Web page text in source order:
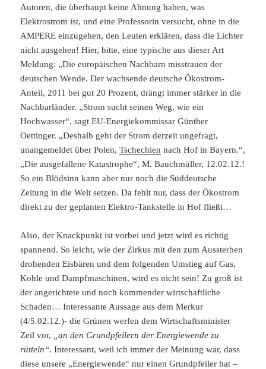
Autoren, die überhaupt keine Ahnung haben, was
Elektrostrom ist, und eine Professorin versucht, ohne in die
AMPERE einzugehen, den Leuten erklären, dass die Lichter
nicht ausgehen! Hier, bitte, eine typische aus dieser Art
Meldung: „Die europäischen Nachbarn misstrauen der
deutschen Wende. Der wachsende deutsche Ökostrom-
Anteil, 2011 bei gut 20 Prozent, drängt immer stärker in die
Nachbarländer. „Strom sucht seinen Weg, wie ein
Hochwasser“, sagt EU-Energiekommissar Günther
Oettinger. „Deshalb geht der Strom derzeit ungefragt,
unangemeldet über Polen,Tschechien nach Hof in Bayern.“,
„Die ausgefallene Katastrophe“, M. Bauchmüller, 12.02.12.!
So ein Blödsinn kann aber nur noch die Süddeutsche
Zeitung in die Welt setzen. Da fehlt nur, dass der Ökostrom
direkt zu der geplanten Elektro-Tankstelle in Hof fließt…
Also, der Knackpunkt ist vorbei und jetzt wird es richtig
spannend. So leicht, wie der Zirkus mit den zum Aussterben
drohenden Eisbären und dem folgenden Umstieg auf Gas,
Kohle und Dampfmaschinen, wird es nicht sein! Zu groß ist
der angerichtete und noch kommender wirtschaftliche
Schaden… Interessante Aussage aus dem Merkur
(4/5.02.12.)- die Grünen werfen dem Wirtschaftsminister
Zeil vor,
„an den Grundpfeilern der Energiewende zu
rütteln“.Interessant, weil ich immer der Meinung war, dass
diese unsere „Energiewende“ nur einen Grundpfeiler hat –